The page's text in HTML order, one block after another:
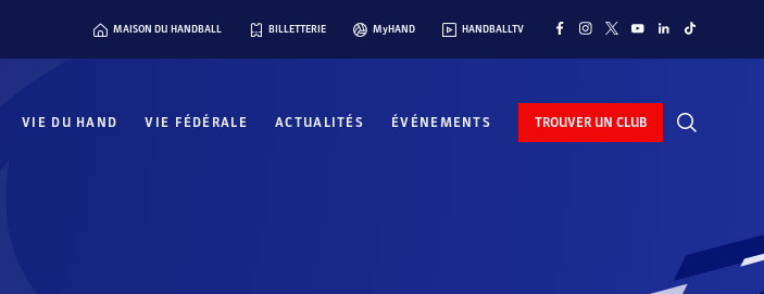
MAISON DU HANDBALL BILLETTERIE MyHAND HANDBALLTV
VIE DU HAND VIE FÉDÉRALE ACTUALITÉS ÉVÉNEMENTS TROUVER UN CLUB